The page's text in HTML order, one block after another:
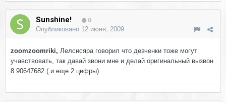
Sunshine! 0
Опубликовано 12 июня, 2009
zoomzoomriki, Лелсисяра говорил что девченки тоже могут
учавствовать, так давай звони мне и делай оригинальный вызвон
8 90647682 ( и еще 2 цифры)